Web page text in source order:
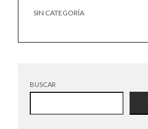
SIN CATEGORÍA
BUSCAR